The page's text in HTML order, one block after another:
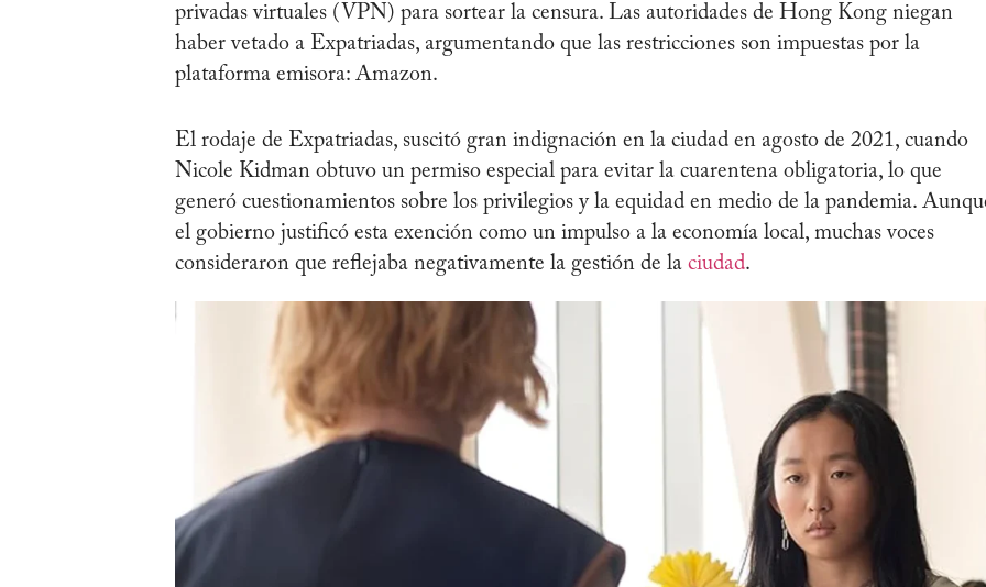
privadas virtuales (VPN) para sortear la censura. Las autoridades de Hong Kong niegan
haber vetado a Expatriadas, argumentando que las restricciones son impuestas por la
plataforma emisora: Amazon.
El rodaje de Expatriadas, suscitó gran indignación en la ciudad en agosto de 2021, cuando
Nicole Kidman obtuvo un permiso especial para evitar la cuarentena obligatoria, lo que
generó cuestionamientos sobre los privilegios y la equidad en medio de la pandemia.
el gobierno justificó esta exención como un impulso a la economía local, muchas voces
consideraron que reflejaba negativamente la gestión de la ciudad.